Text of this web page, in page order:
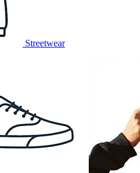
Streetwear